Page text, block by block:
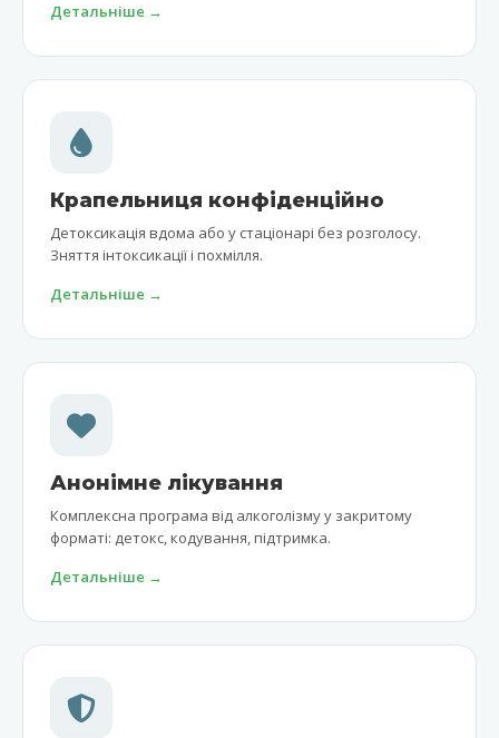
Детальніше →
Крапельниця конфіденційно
Детоксикація вдома або у стаціонарі без розголосу.
Зняття інтоксикації і похмілля.
Детальніше →
Анонімне лікування
Комплексна програма від алкоголізму у закритому
форматі: детокс, кодування, підтримка.
Детальніше →